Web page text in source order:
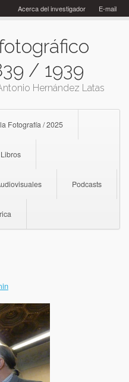
E-mail
Acerca del investigador
/ 1939
Hernández Latas
Fotografía / 2025
Libros
Podcasts